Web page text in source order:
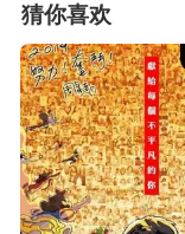
猜你喜欢